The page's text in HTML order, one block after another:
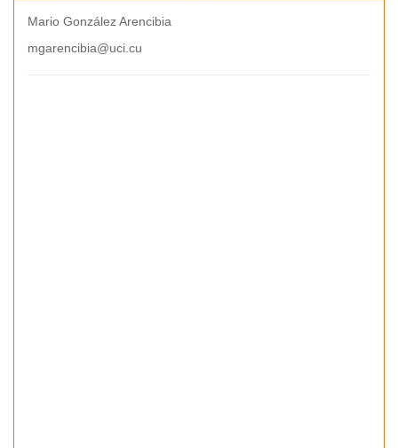
Mario González Arencibia
mgarencibia@uci.cu